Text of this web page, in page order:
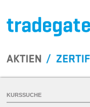
KURSSUCHE